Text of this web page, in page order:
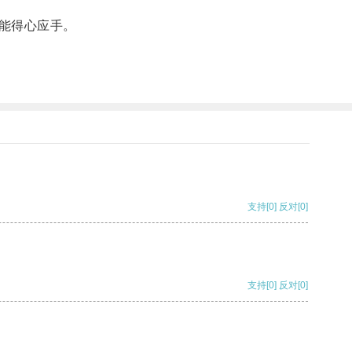
心应手。
支持[0] 反对[0]
支持[0] 反对[0]